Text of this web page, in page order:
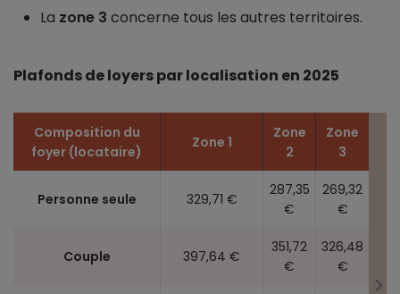
La zone 3 concerne tous les autres territoires.
Plafonds de loyers par localisation en 2025
Composition du
foyer (locataire)
Zone 1
Zone
2
Zone
3
Personne seule 329,71 €
287,35
€
269,32
€
Couple 397,64 €
351,72
€
326,48
€